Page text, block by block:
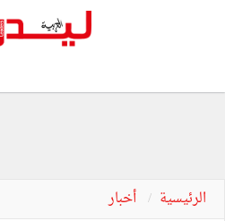
الرئيسية أخبار